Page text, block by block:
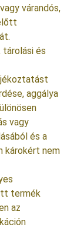
várandós,
tárolási és
aggálya
vagy
és a
károkért nem
termék
az